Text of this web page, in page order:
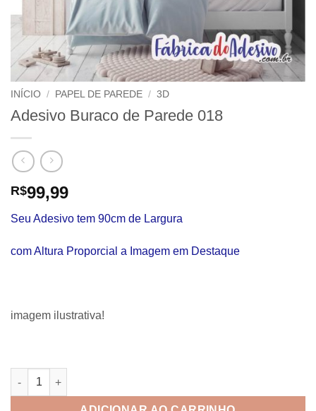
INÍCIO / PAPEL DE PAREDE / 3D
Adesivo Buraco de Parede 018
R$99,99
Seu Adesivo tem 90cm de Largura
com Altura Proporcial a Imagem em Destaque
imagem ilustrativa!
Adesivo Buraco de Parede 018 quantidade